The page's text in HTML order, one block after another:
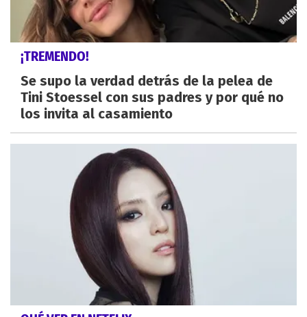
¡TREMENDO!
Se supo la verdad detrás de la pelea de
Tini Stoessel con sus padres y por qué no
los invita al casamiento